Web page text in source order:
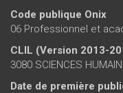
Code publique Onix
06 Professionnel et
CLIL (Version 2013-
3080 SCIENCES
Date de première